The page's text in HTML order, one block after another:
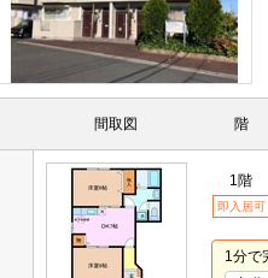
間取図 階
1階
即入居可
1分で